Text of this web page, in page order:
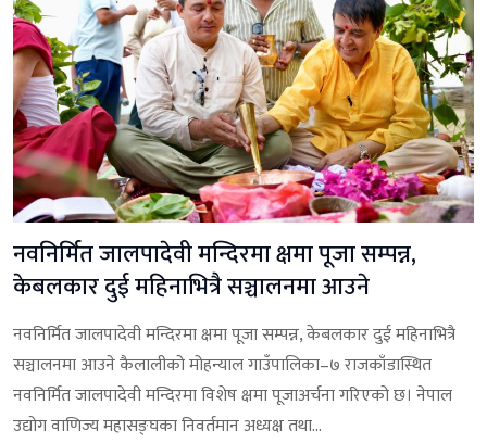
नवनिर्मित जालपादेवी मन्दिरमा क्षमा पूजा सम्पन्न,
केबलकार दुई महिनाभित्रै सञ्चालनमा आउने
नवनिर्मित जालपादेवी मन्दिरमा क्षमा पूजा सम्पन्न, केबलकार दुई महिनाभित्रै
सञ्चालनमा आउने कैलालीको मोहन्याल गाउँपालिका–७ राजकाँडास्थित
नवनिर्मित जालपादेवी मन्दिरमा विशेष क्षमा पूजाअर्चना गरिएको छ। नेपाल
उद्योग वाणिज्य महासङ्घका निवर्तमान अध्यक्ष तथा...